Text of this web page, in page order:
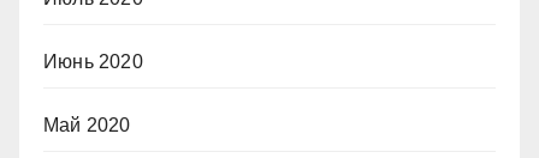
Июнь 2020
Май 2020